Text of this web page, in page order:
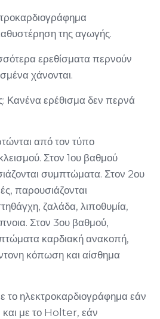
της αγωγής.
ερεθίσματα περνούν
χάνονται.
Κανένα ερέθισμα δεν περνά
από τον τύπο
Στον 1ου βαθμού
συμπτώματα. Στον 2ου
παρουσιάζονται
ζαλάδα, λιποθυμία,
Στον 3ου βαθμού,
καρδιακή ανακοπή,
κόπωση και αίσθημα
το ηλεκτροκαρδιογράφημα εάν
και με το Holter, εάν